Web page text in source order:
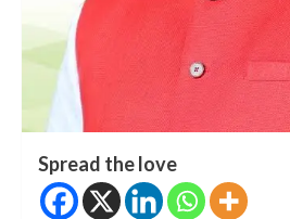
Spread the love